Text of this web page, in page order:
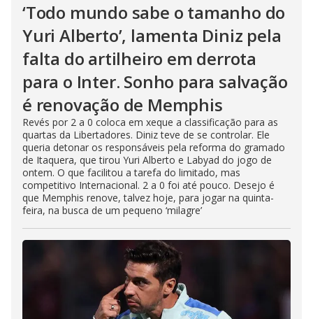
‘Todo mundo sabe o tamanho do
Yuri Alberto’, lamenta Diniz pela
falta do artilheiro em derrota
para o Inter. Sonho para salvação
é renovação de Memphis
Revés por 2 a 0 coloca em xeque a classificação para as
quartas da Libertadores. Diniz teve de se controlar. Ele
queria detonar os responsáveis pela reforma do gramado
de Itaquera, que tirou Yuri Alberto e Labyad do jogo de
ontem. O que facilitou a tarefa do limitado, mas
competitivo Internacional. 2 a 0 foi até pouco. Desejo é
que Memphis renove, talvez hoje, para jogar na quinta-
feira, na busca de um pequeno ‘milagre’